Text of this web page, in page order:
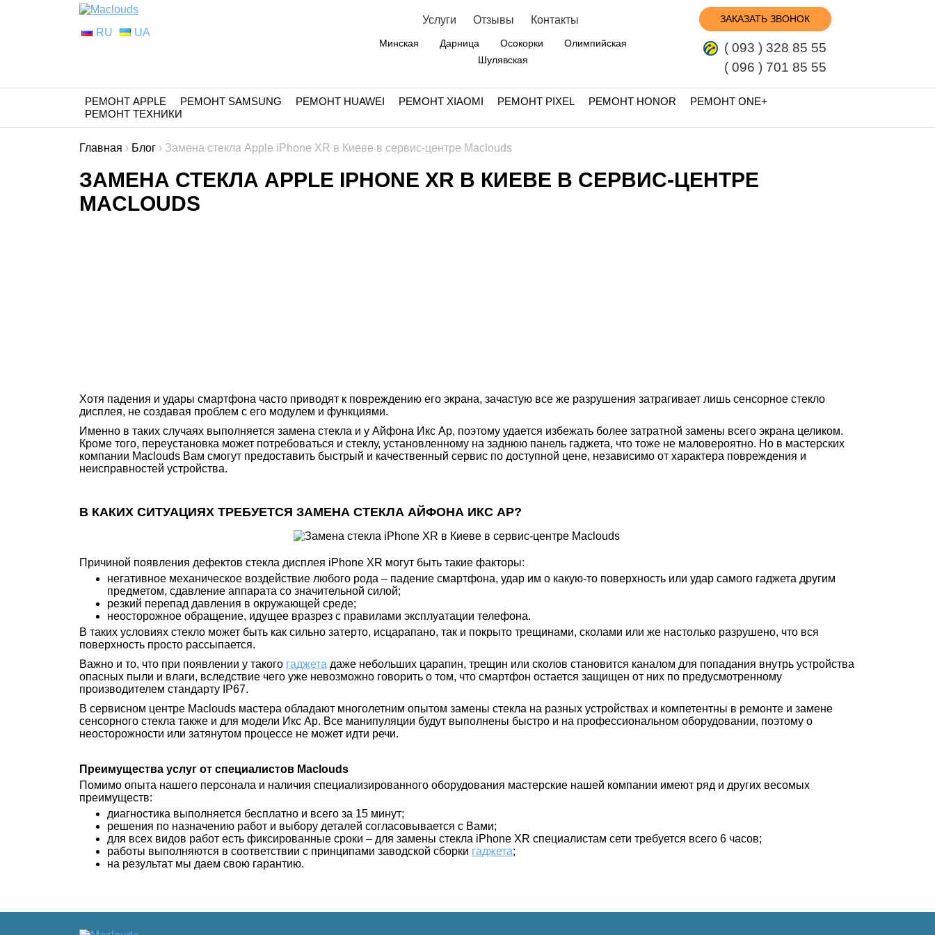
RU UA
Услуги Отзывы Контакты
Минская Дарница Осокорки
Олимпийская
Шулявская
ЗАКАЗАТЬ ЗВОНОК
( 093 ) 328 85 55
( 096 ) 701 85 55
РЕМОНТ APPLE РЕМОНТ SAMSUNG РЕМОНТ HUAWEI РЕМОНТ XIAOMI РЕМОНТ PIXEL РЕМОНТ HONOR
РЕМОНТ ONE+
РЕМОНТ ТЕХНИКИ
Главная › Блог › Замена стекла Apple iPhone XR в Киеве в сервис-центре Maclouds
ЗАМЕНА СТЕКЛА APPLE IPHONE XR В КИЕВЕ В СЕРВИС-ЦЕНТРЕ
MACLOUDS
Хотя падения и удары смартфона часто приводят к повреждению его экрана, зачастую все же разрушения затрагивает лишь сенсорное стекло
дисплея, не создавая проблем с его модулем и функциями.
Именно в таких случаях выполняется замена стекла и у Айфона Икс Ар, поэтому удается избежать более затратной замены всего экрана целиком.
Кроме того, переустановка может потребоваться и стеклу, установленному на заднюю панель гаджета, что тоже не маловероятно. Но в мастерских
компании Maclouds Вам смогут предоставить быстрый и качественный сервис по доступной цене, независимо от характера повреждения и
неисправностей устройства.
В КАКИХ СИТУАЦИЯХ ТРЕБУЕТСЯ ЗАМЕНА СТЕКЛА АЙФОНА ИКС АР?
Причиной появления дефектов стекла дисплея iPhone XR могут быть такие факторы:
негативное механическое воздействие любого рода – падение смартфона, удар им о какую-то поверхность или удар самого гаджета другим
предметом, сдавление аппарата со значительной силой;
резкий перепад давления в окружающей среде;
неосторожное обращение, идущее вразрез с правилами эксплуатации телефона.
В таких условиях стекло может быть как сильно затерто, исцарапано, так и покрыто трещинами, сколами или же настолько разрушено, что вся
поверхность просто рассыпается.
Важно и то, что при появлении у такого гаджета даже небольших царапин, трещин или сколов становится каналом для попадания внутрь устройства
опасных пыли и влаги, вследствие чего уже невозможно говорить о том, что смартфон остается защищен от них по предусмотренному
производителем стандарту IP67.
В сервисном центре Maclouds мастера обладают многолетним опытом замены стекла на разных устройствах и компетентны в ремонте и замене
сенсорного стекла также и для модели Икс Ар. Все манипуляции будут выполнены быстро и на профессиональном оборудовании, поэтому о
неосторожности или затянутом процессе не может идти речи.
Преимущества услуг от специалистов Maclouds
Помимо опыта нашего персонала и наличия специализированного оборудования мастерские нашей компании имеют ряд и других весомых
преимуществ:
диагностика выполняется бесплатно и всего за 15 минут;
решения по назначению работ и выбору деталей согласовывается с Вами;
для всех видов работ есть фиксированные сроки – для замены стекла iPhone XR специалистам сети требуется всего 6 часов;
работы выполняются в соответствии с принципами заводской сборки гаджета;
на результат мы даем свою гарантию.